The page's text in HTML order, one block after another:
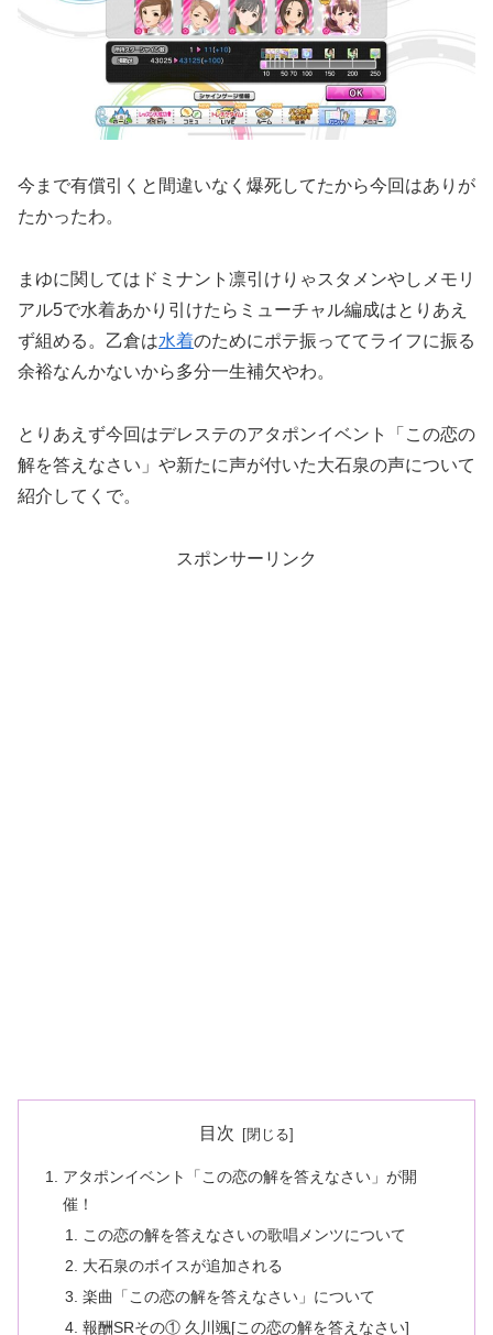
今まで有償引くと間違いなく爆死してたから今回はありが
たかったわ。
まゆに関してはドミナント凛引けりゃスタメンやしメモリ
アル5で水着あかり引けたらミューチャル編成はとりあえ
ず組める。乙倉は水着のためにポテ振っててライフに振る
余裕なんかないから多分一生補欠やわ。
とりあえず今回はデレステのアタポンイベント「この恋の
解を答えなさい」や新たに声が付いた大石泉の声について
紹介してくで。
スポンサーリンク
目次
アタポンイベント「この恋の解を答えなさい」が開
催！
この恋の解を答えなさいの歌唱メンツについて
大石泉のボイスが追加される
楽曲「この恋の解を答えなさい」について
報酬SRその① 久川颯[この恋の解を答えなさい]